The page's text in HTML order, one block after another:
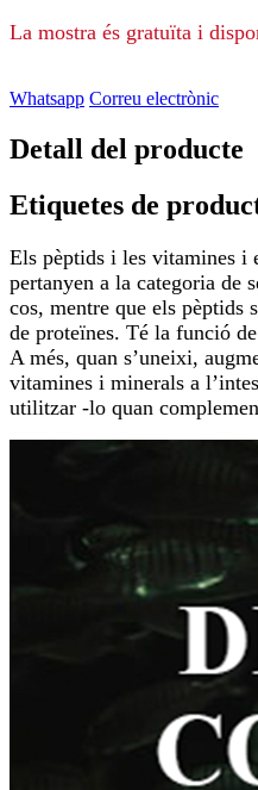
La mostra és gratuïta i
Whatsapp Correu electrònic
Detall del producte
Etiquetes de
Els pèptids i les vitamines i
pertanyen a la categoria de
cos, mentre que els pèptids
de proteïnes. Té la funció
A més, quan s’uneixi,
vitamines i minerals a
utilitzar -lo quan